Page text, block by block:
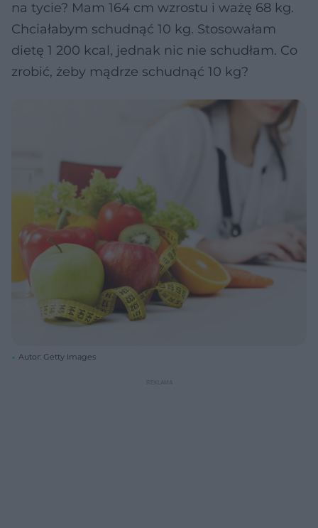
na tycie? Mam 164 cm wzrostu i ważę 68 kg.
Chciałabym schudnąć 10 kg. Stosowałam
dietę 1 200 kcal, jednak nic nie schudłam. Co
zrobić, żeby mądrze schudnąć 10 kg?
Autor: Getty Images